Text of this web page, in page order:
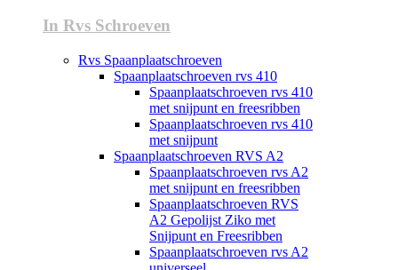
In Rvs Schroeven
Rvs Spaanplaatschroeven
Spaanplaatschroeven rvs 410
Spaanplaatschroeven rvs 410
met snijpunt en freesribben
Spaanplaatschroeven rvs 410
met snijpunt
Spaanplaatschroeven RVS A2
Spaanplaatschroeven rvs A2
met snijpunt en freesribben
Spaanplaatschroeven RVS
A2 Gepolijst Ziko met
Snijpunt en Freesribben
Spaanplaatschroeven rvs A2